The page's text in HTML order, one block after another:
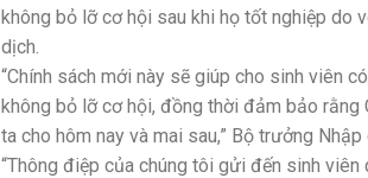
không bỏ lỡ cơ hội sau khi họ tốt nghiệp do
dịch.
“Chính sách mới này sẽ giúp cho sinh viên
không bỏ lỡ cơ hội, đồng thời đảm bảo rằng
ta cho hôm nay và mai sau,” Bộ trưởng
“Thông điệp của chúng tôi gửi đến sinh